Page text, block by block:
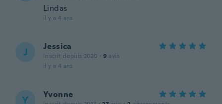
Lindas
il y a 4 ans
J Jessica
Inscrit depuis 2020 · 9 avis
il y a 4 ans
Y Yvonne